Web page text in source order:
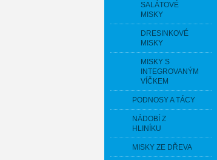
SALÁTOVÉ
MISKY
DRESINKOVÉ
MISKY
MISKY S
INTEGROVANÝM
VÍČKEM
PODNOSY A TÁCY
NÁDOBÍ Z
HLINÍKU
MISKY ZE DŘEVA